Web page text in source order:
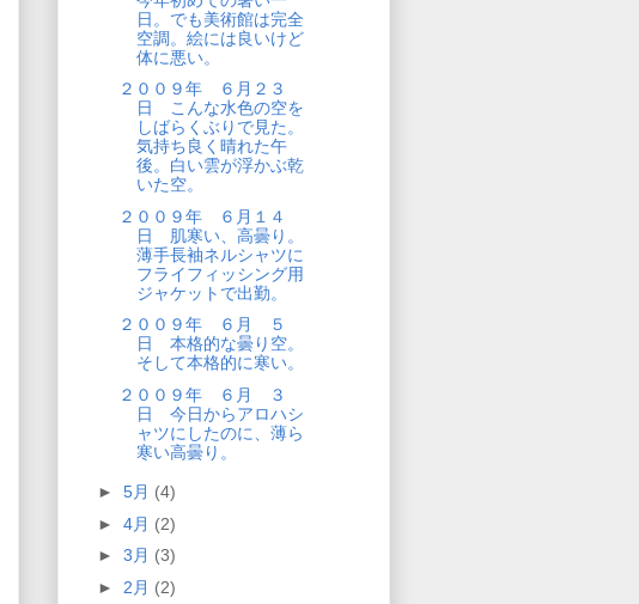
日。でも美術館は完全
空調。絵には良いけど
体に悪い。
２００９年 ６月２３
日 こんな水色の空を
しばらくぶりで見た。
気持ち良く晴れた午
後。白い雲が浮かぶ乾
いた空。
２００９年 ６月１４
日 肌寒い、高曇り。
薄手長袖ネルシャツに
フライフィッシング用
ジャケットで出勤。
２００９年 ６月 ５
日 本格的な曇り空。
そして本格的に寒い。
２００９年 ６月 ３
日 今日からアロハシ
ャツにしたのに、薄ら
寒い高曇り。
► 5月 (4)
► 4月 (2)
► 3月 (3)
► 2月 (2)